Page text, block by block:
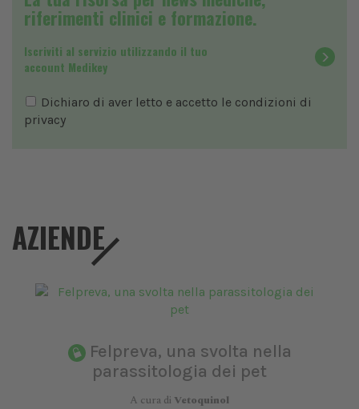
riferimenti clinici e formazione.
Iscriviti al servizio utilizzando il tuo
account Medikey
Dichiaro di aver letto e accetto le condizioni di
privacy
AZIENDE
Felpreva, una svolta nella
parassitologia dei pet
A cura di Vetoquinol